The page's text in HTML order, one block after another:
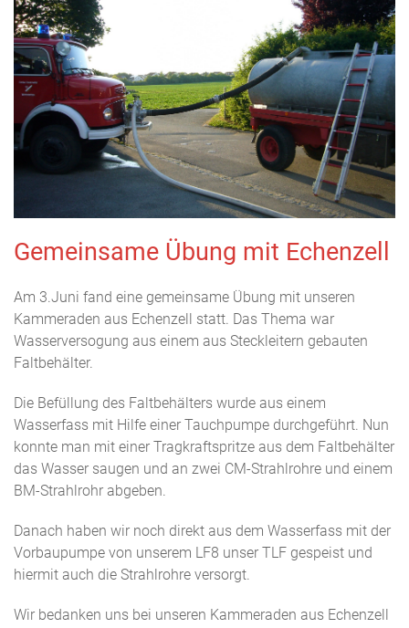
Gemeinsame Übung mit Echenzell
Am 3.Juni fand eine gemeinsame Übung mit unseren
Kammeraden aus Echenzell statt. Das Thema war
Wasserversogung aus einem aus Steckleitern gebauten
Faltbehälter.
Die Befüllung des Faltbehälters wurde aus einem
Wasserfass mit Hilfe einer Tauchpumpe durchgeführt. Nun
konnte man mit einer Tragkraftspritze aus dem Faltbehälter
das Wasser saugen und an zwei CM-Strahlrohre und einem
BM-Strahlrohr abgeben.
Danach haben wir noch direkt aus dem Wasserfass mit der
Vorbaupumpe von unserem LF8 unser TLF gespeist und
hiermit auch die Strahlrohre versorgt.
Wir bedanken uns bei unseren Kammeraden aus Echenzell